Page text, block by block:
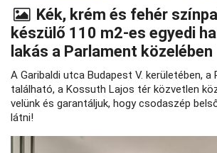
Kék, krém és fehér
készülő 110 m2-es egyedi
lakás a Parlament közelében
A Garibaldi utca Budapest V. kerületében,
található, a Kossuth Lajos tér közvetlen
velünk és garantáljuk, hogy csodaszép
látni!